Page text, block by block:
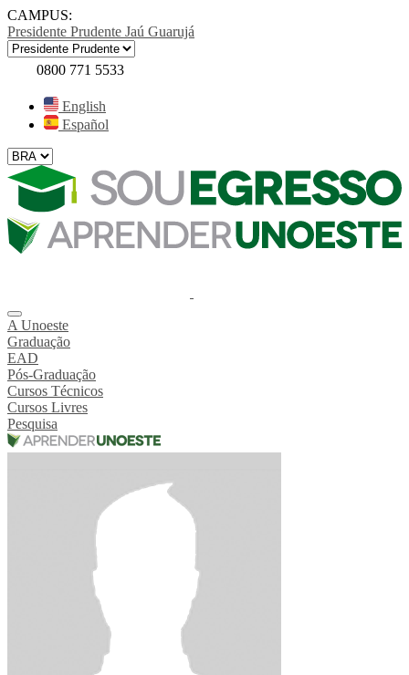
CAMPUS:
Presidente Prudente Jaú Guarujá
0800 771 5533
English
Español
A Unoeste
Graduação
EAD
Pós-Graduação
Cursos Técnicos
Cursos Livres
Pesquisa